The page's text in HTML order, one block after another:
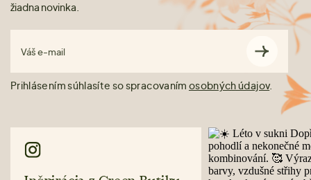
žiadna novinka.
Váš e-mail
Prihlásením súhlasíte so spracovaním osobných údajov.